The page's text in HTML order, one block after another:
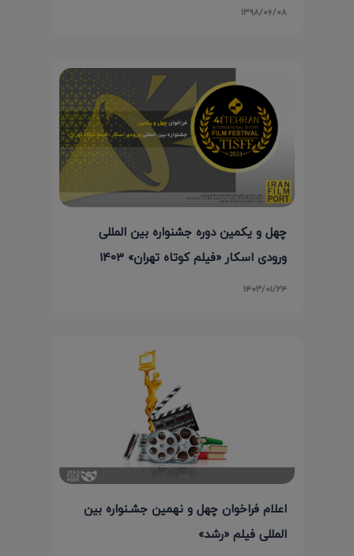
۱۳۹۸/۰۶/۰۸
چهل و یکمین دوره جشنواره بین المللی
ورودی اسکار «فیلم کوتاه تهران» 1403
۱۴۰۳/۰۱/۲۴
اعلام فراخوان چهل و نهمین جشـنواره بین‌
المللی فیلم «رشد»